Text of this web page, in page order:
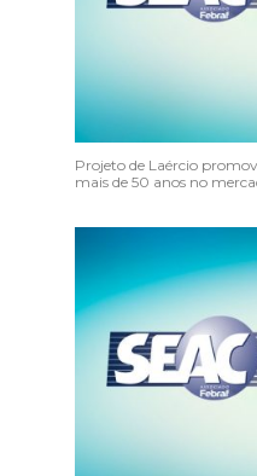
Projeto de Laércio
mais de 50 anos no